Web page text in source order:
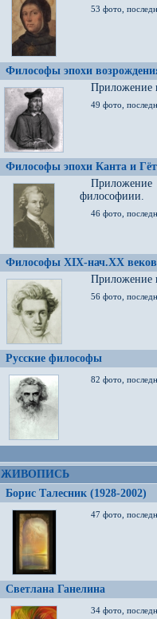
53 фото,
Философы эпохи
Приложение
49 фото,
Философы эпохи Канта и
философиии.
46 фото,
Философы XIX-нач.XX веков
Приложение
56 фото,
Русские философы
82 фото,
ЖИВОПИСЬ
Борис Талесник (1928-2002)
47 фото,
Светлана Ганелина
34 фото,